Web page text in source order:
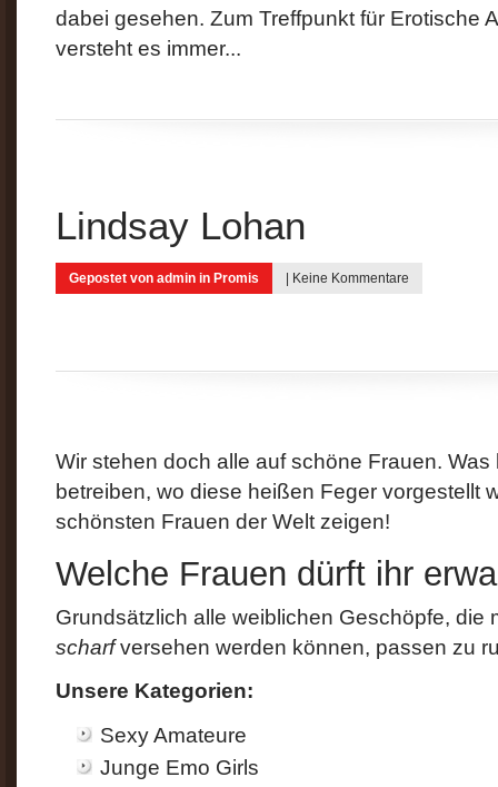
dabei gesehen. Zum Treffpunkt für Erotische
versteht es immer...
Lindsay Lohan
Gepostet von admin in Promis Keine Kommentare
Wir stehen doch alle auf schöne Frauen.
betreiben, wo diese heißen Feger vorgestellt
schönsten Frauen der Welt zeigen!
Welche Frauen dürft ihr
Grundsätzlich alle weiblichen Geschöpfe, die
scharfversehen werden können, passen zu
Unsere Kategorien:
Sexy Amateure
Junge Emo Girls